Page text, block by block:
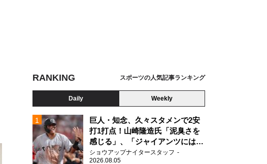
RANKING スポーツの人気記事ランキング
Daily Weekly
巨人・知念、久々スタメンで2安
打1打点！山崎隆造氏「泥臭さを
感じる」、「ジャイアンツには少
ないタイプ」
ショウアップナイタースタッフ
2026.08.05